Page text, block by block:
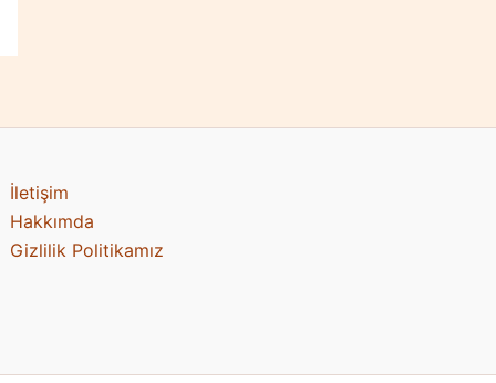
İletişim
Hakkımda
Gizlilik Politikamız